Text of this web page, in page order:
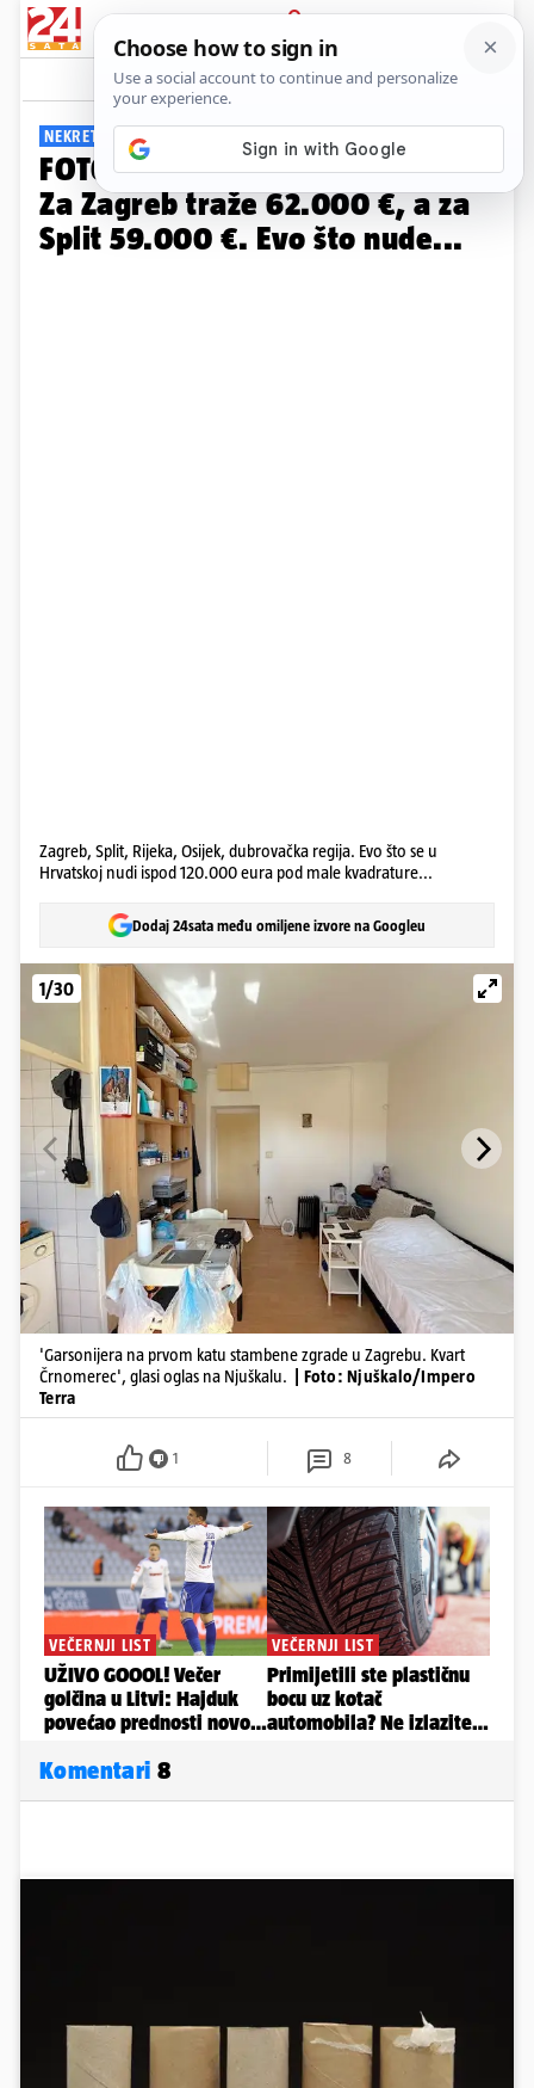
PRIJAVA
Galerija Komentari
NEKRETNINE U HRVATSKOJ
FOTO Ovo su najjeftiniji stanovi!
Za Zagreb traže 62.000 €, a za
Split 59.000 €. Evo što nude...
Zagreb, Split, Rijeka, Osijek, dubrovačka regija. Evo što se u
Hrvatskoj nudi ispod 120.000 eura pod male kvadrature...
Dodaj 24sata među omiljene izvore na Googleu
1/30
'Garsonijera na prvom katu stambene zgrade u Zagrebu. Kvart
Črnomerec', glasi oglas na Njuškalu.
| Foto: Njuškalo/Impero
Terra
1 8
Komentari 8